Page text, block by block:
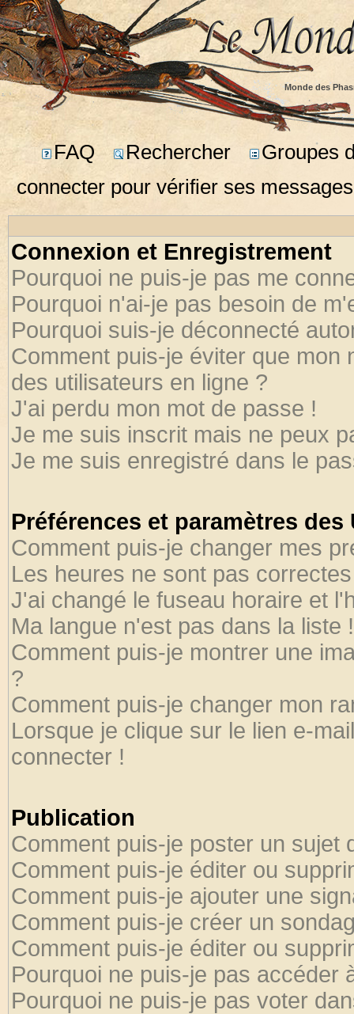
Monde des
FAQ Rechercher
Groupes
connecter pour vérifier ses
Connexion et Enregistrement
Pourquoi ne puis-je pas me
Pourquoi n'ai-je pas besoin de
Pourquoi suis-je déconnecté
Comment puis-je éviter que mon
des utilisateurs en ligne ?
J'ai perdu mon mot de passe !
Je me suis inscrit mais ne peux
Je me suis enregistré dans le
Préférences et paramètres
Comment puis-je changer mes
Les heures ne sont pas
J'ai changé le fuseau horaire et
Ma langue n'est pas dans la liste !
Comment puis-je montrer une
?
Comment puis-je changer mon
Lorsque je clique sur le lien e-
connecter !
Publication
Comment puis-je poster un sujet
Comment puis-je éditer ou
Comment puis-je ajouter une
Comment puis-je créer un
Comment puis-je éditer ou
Pourquoi ne puis-je pas accéder
Pourquoi ne puis-je pas voter